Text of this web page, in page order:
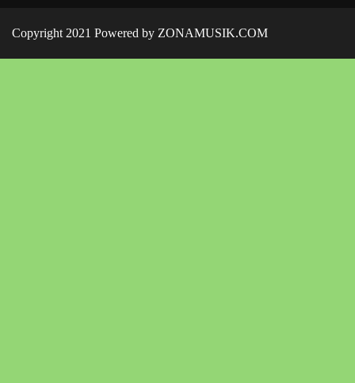
Copyright 2021 Powered by ZONAMUSIK.COM